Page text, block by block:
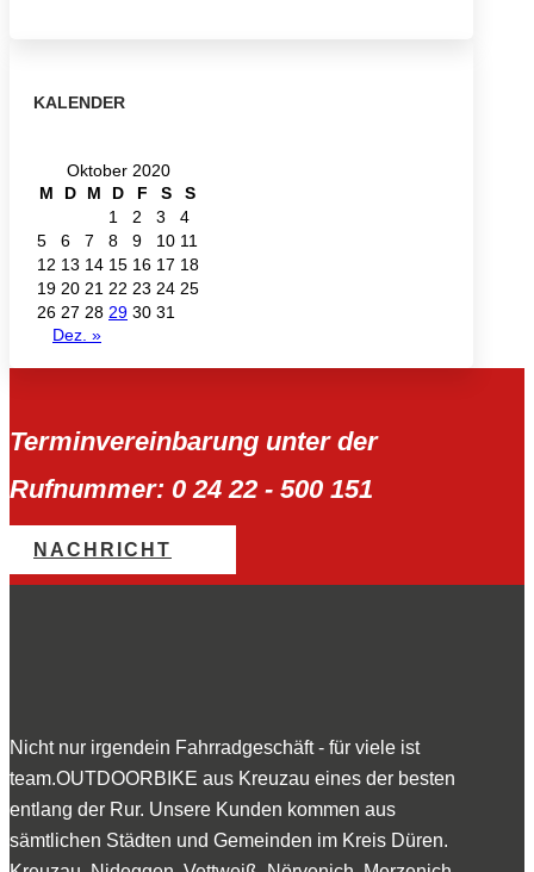
KALENDER
Oktober 2020
M
D M D F S
S
1
2 3
4
5
6 7 8 9 10 11
12 13 14 15 16 17 18
19 20 21 22 23 24 25
26 27 28 29 30 31
Dez. »
Terminvereinbarung unter der
Rufnummer: 0 24 22 - 500 151
NACHRICHT
Nicht nur irgendein Fahrradgeschäft - für viele ist
team.OUTDOORBIKE aus Kreuzau eines der besten
entlang der Rur. Unsere Kunden kommen aus
sämtlichen Städten und Gemeinden im Kreis Düren.